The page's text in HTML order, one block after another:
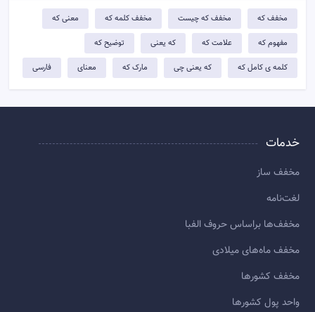
مخفف که مخفف که چیست مخفف کلمه که معنی که
مفهوم که علامت که که یعنی توضيح که
کلمه ی کامل که که یعنی چی مارک که معنای فارسی
خدمات
مخفف ساز
لغت‌نامه
مخفف‌ها براساس حروف الفبا
مخفف ماه‌های میلادی
مخفف کشورها
واحد پول کشورها